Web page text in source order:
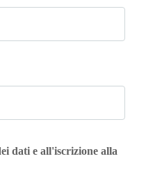
dati e all'iscrizione alla